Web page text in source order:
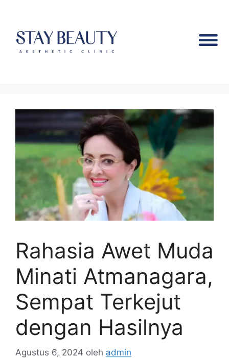
Rahasia Awet Muda
Minati Atmanagara,
Sempat Terkejut
dengan Hasilnya
Agustus 6, 2024 oleh admin